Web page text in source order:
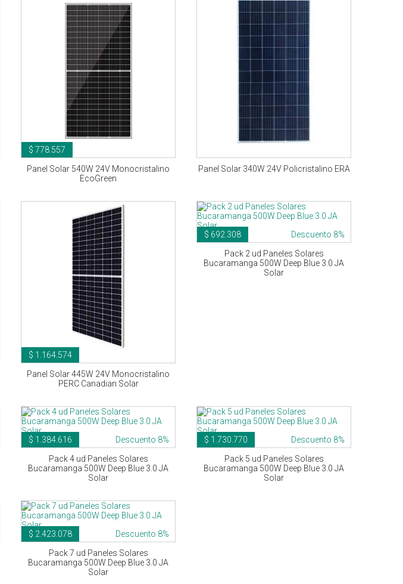
$ 778.557
Panel Solar 540W 24V Monocristalino
EcoGreen
Panel Solar 340W 24V Policristalino ERA
$ 1.164.574
Panel Solar 445W 24V Monocristalino
PERC Canadian Solar
$ 692.308
Descuento 8%
Pack 2 ud Paneles Solares
Bucaramanga 500W Deep Blue 3.0 JA
Solar
$ 1.384.616
Descuento 8%
Pack 4 ud Paneles Solares
Bucaramanga 500W Deep Blue 3.0 JA
Solar
$ 1.730.770
Descuento 8%
Pack 5 ud Paneles Solares
Bucaramanga 500W Deep Blue 3.0 JA
Solar
$ 2.423.078
Descuento 8%
Pack 7 ud Paneles Solares
Bucaramanga 500W Deep Blue 3.0 JA
Solar